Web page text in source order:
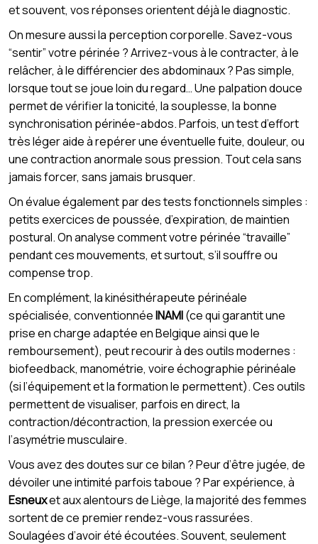
et souvent, vos réponses orientent déjà le diagnostic.
On mesure aussi la perception corporelle. Savez-vous
“sentir” votre périnée ? Arrivez-vous à le contracter, à le
relâcher, à le différencier des abdominaux ? Pas simple,
lorsque tout se joue loin du regard… Une palpation douce
permet de vérifier la tonicité, la souplesse, la bonne
synchronisation périnée-abdos. Parfois, un test d’effort
très léger aide à repérer une éventuelle fuite, douleur, ou
une contraction anormale sous pression. Tout cela sans
jamais forcer, sans jamais brusquer.
On évalue également par des tests fonctionnels simples :
petits exercices de poussée, d’expiration, de maintien
postural. On analyse comment votre périnée “travaille”
pendant ces mouvements, et surtout, s’il souffre ou
compense trop.
En complément, la kinésithérapeute périnéale
spécialisée, conventionnéeINAMI(ce qui garantit une
prise en charge adaptée en Belgique ainsi que le
remboursement), peut recourir à des outils modernes :
biofeedback, manométrie, voire échographie périnéale
(si l’équipement et la formation le permettent). Ces outils
permettent de visualiser, parfois en direct, la
contraction/décontraction, la pression exercée ou
l’asymétrie musculaire.
Vous avez des doutes sur ce bilan ? Peur d’être jugée, de
dévoiler une intimité parfois taboue ? Par expérience, à
Esneuxet aux alentours de Liège, la majorité des femmes
sortent de ce premier rendez-vous rassurées.
Soulagées d’avoir été écoutées. Souvent, seulement